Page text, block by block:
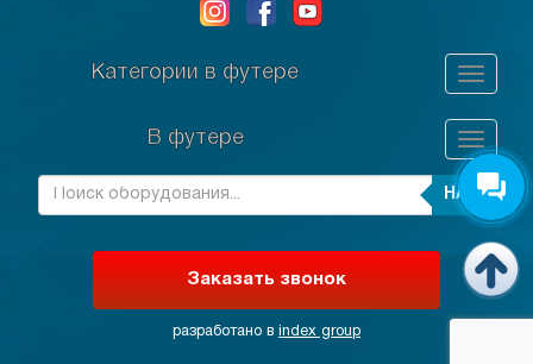
Категории в футере
В футере
НАЙТИ
Заказать звонок
разработано в index group